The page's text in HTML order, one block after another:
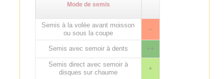
Mode de semis
Semis à la volée avant moisson
ou sous la coupe
--
Semis avec semoir à dents ++
Semis direct avec semoir à
disques sur chaume
+